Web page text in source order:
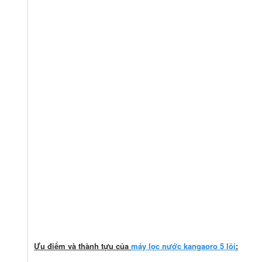
Ưu điểm và thành tựu của máy lọc nước kangaoro 5 lõi: